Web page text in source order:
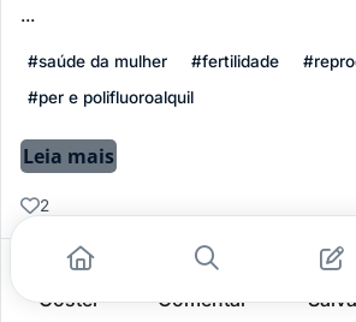
...
#saúde da mulher #fertilidade
#per e polifluoroalquil
Leia mais
2
Gostei Comentar